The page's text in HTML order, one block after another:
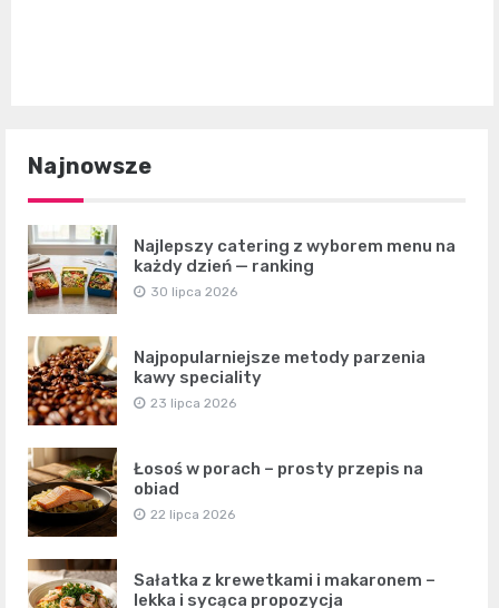
Najnowsze
Najlepszy catering z wyborem menu na
każdy dzień — ranking
30 lipca 2026
Najpopularniejsze metody parzenia
kawy speciality
23 lipca 2026
Łosoś w porach – prosty przepis na
obiad
22 lipca 2026
Sałatka z krewetkami i makaronem –
lekka i sycąca propozycja